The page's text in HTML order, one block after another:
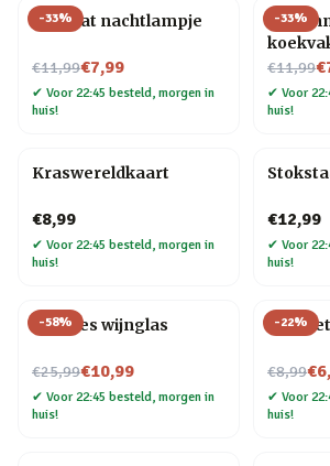
-33%
Mini kat nachtlampje
€11,99
Nu voor€7,99
✔ Voor 22:45 besteld, morgen in
huis!
-33%
€11,99
Nu voor
✔ Voor
huis!
Kraswereldkaart
€8,99
✔ Voor 22:45 besteld, morgen in
huis!
€12,99
✔ Voor
huis!
-58%
Wijnfles wijnglas
€25,99
Nu voor€10,99
✔ Voor 22:45 besteld, morgen in
huis!
-22%
€8,99
Nu voor
✔ Voor
huis!